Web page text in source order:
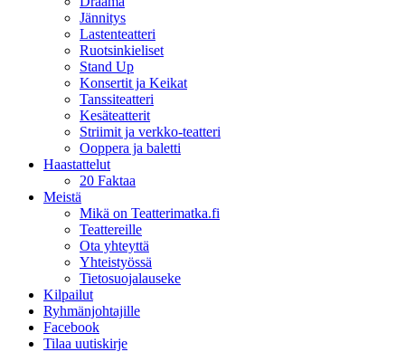
Jännitys
Lastenteatteri
Ruotsinkieliset
Stand Up
Konsertit ja Keikat
Tanssiteatteri
Kesäteatterit
Striimit ja verkko-teatteri
Ooppera ja baletti
Haastattelut
20 Faktaa
Meistä
Mikä on Teatterimatka.fi
Teattereille
Ota yhteyttä
Yhteistyössä
Tietosuojalauseke
Kilpailut
Ryhmänjohtajille
Facebook
Tilaa uutiskirje